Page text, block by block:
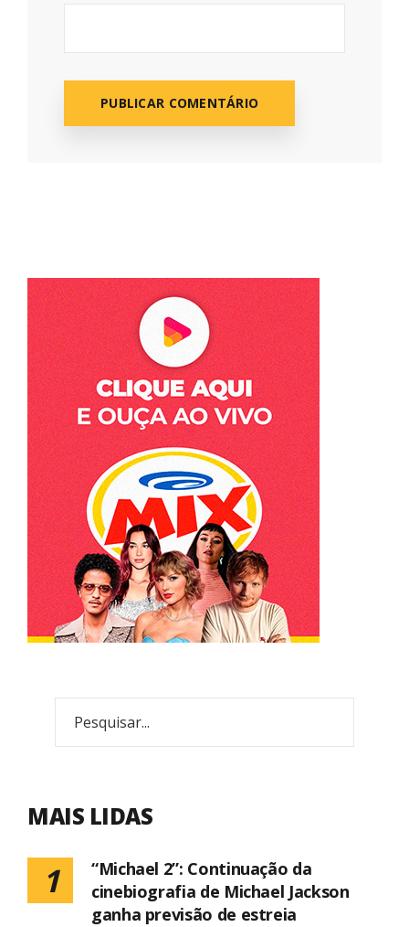
MAIS LIDAS
1
“Michael 2”: Continuação da
cinebiografia de Michael Jackson
ganha previsão de estreia